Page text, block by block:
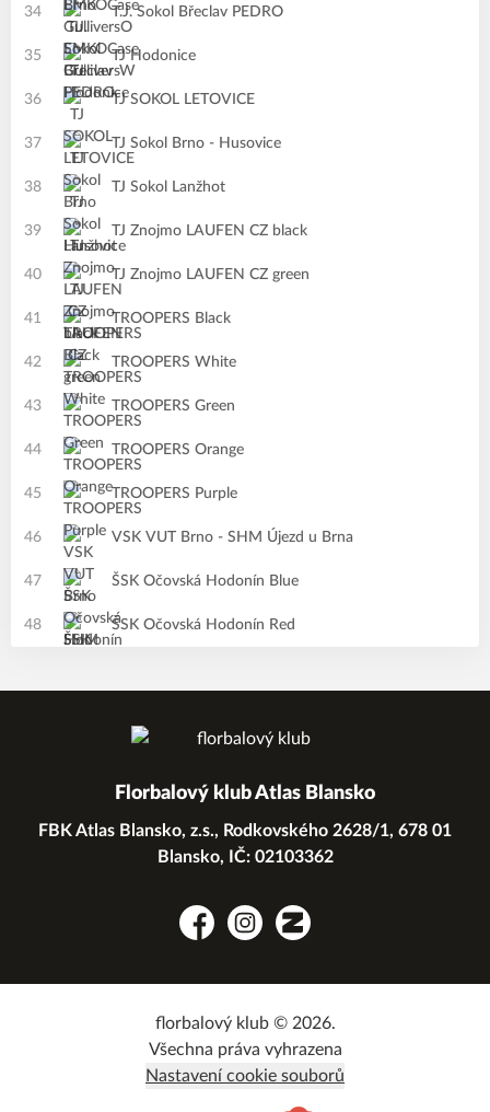
34 T.J. Sokol Břeclav PEDRO
35 TJ Hodonice
36 TJ SOKOL LETOVICE
37 TJ Sokol Brno - Husovice
38 TJ Sokol Lanžhot
39 TJ Znojmo LAUFEN CZ black
40 TJ Znojmo LAUFEN CZ green
41 TROOPERS Black
42 TROOPERS White
43 TROOPERS Green
44 TROOPERS Orange
45 TROOPERS Purple
46 VSK VUT Brno - SHM Újezd u Brna
47 ŠSK Očovská Hodonín Blue
48 ŠSK Očovská Hodonín Red
Florbalový klub Atlas Blansko
FBK Atlas Blansko, z.s., Rodkovského 2628/1, 678 01
Blansko, IČ: 02103362
FacebookInstagramZonerama
florbalový klub © 2026.
Všechna práva vyhrazena
Nastavení cookie souborů